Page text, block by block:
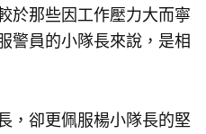
於那些因工作壓力大而寧
警員的小隊長來說，是相
卻更佩服楊小隊長的堅